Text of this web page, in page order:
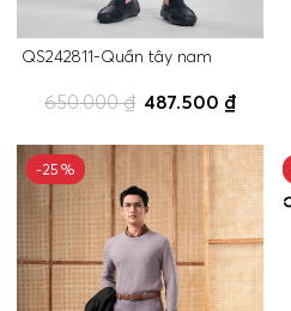
QS242811-Quần tây nam
487.500 ₫
650.000 ₫
-25%
-25%